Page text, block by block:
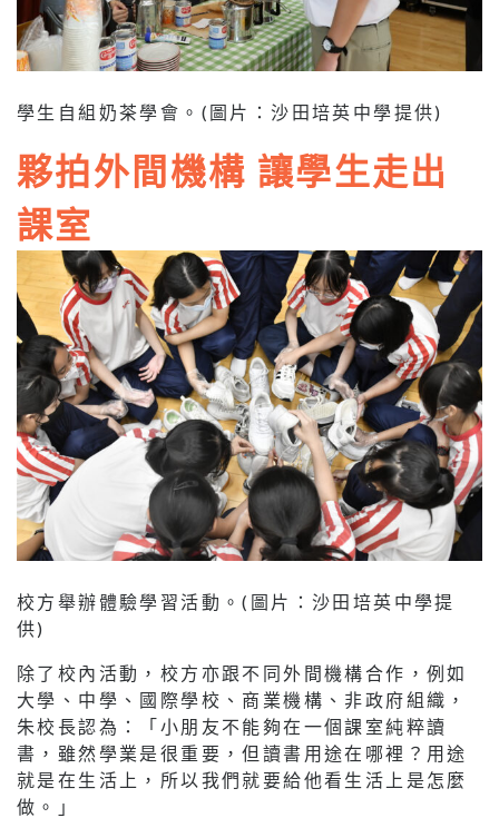
學生自組奶茶學會。(圖片：沙田培英中學提供)
夥拍外間機構 讓學生走出
課室
校方舉辦體驗學習活動。(圖片：沙田培英中學提
供)
除了校內活動，校方亦跟不同外間機構合作，例如
大學、中學、國際學校、商業機構、非政府組織，
朱校長認為：「小朋友不能夠在一個課室純粹讀
書，雖然學業是很重要，但讀書用途在哪裡？用途
就是在生活上，所以我們就要給他看生活上是怎麼
做。」